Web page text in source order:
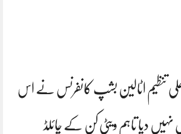
تنظیم اٹالین بشپ کانفرنس نے اس
نہیں دیا تاہم ویٹی کن کے چائلڈ